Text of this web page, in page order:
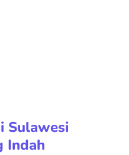
Sulawesi
Indah